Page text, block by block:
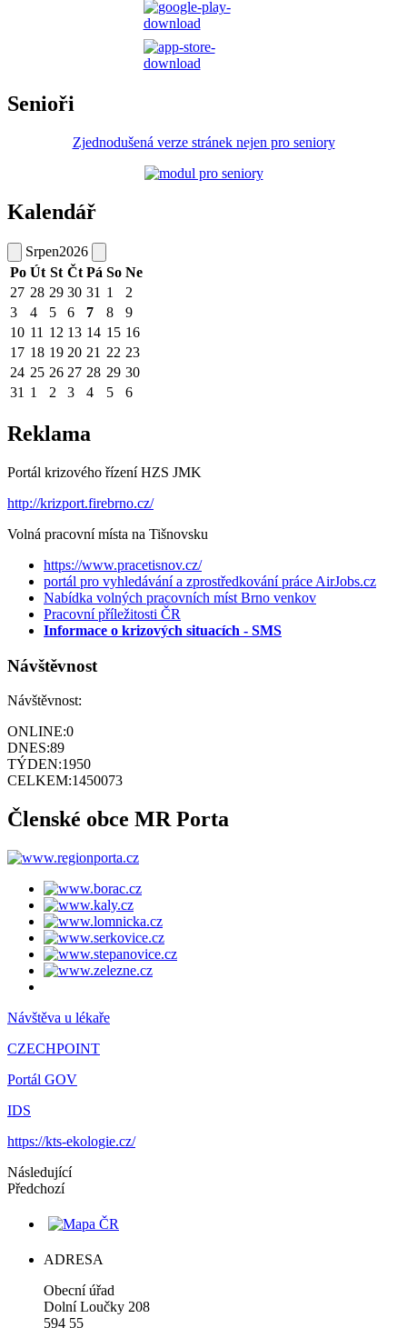
Senioři
Zjednodušená verze stránek nejen pro seniory
Kalendář
Srpen2026
Po Út St Čt Pá So Ne
27 28 29 30 31 1
2
3
4 5 6 7 8
9
10 11 12 13 14 15 16
17 18 19 20 21 22 23
24 25 26 27 28 29 30
31 1 2 3 4 5 6
Reklama
Portál krizového řízení HZS JMK
http://krizport.firebrno.cz/
Volná pracovní místa na Tišnovsku
https://www.pracetisnov.cz/
portál pro vyhledávání a zprostředkování práce AirJobs.cz
Nabídka volných pracovních míst Brno venkov
Pracovní příležitosti ČR
Informace o krizových situacích - SMS
Návštěvnost
Návštěvnost:
ONLINE:0
DNES:89
TÝDEN:1950
CELKEM:1450073
Členské obce MR Porta
Návštěva u lékaře
CZECHPOINT
Portál GOV
IDS
https://kts-ekologie.cz/
Následující
Předchozí
ADRESA
Obecní úřad
Dolní Loučky 208
594 55